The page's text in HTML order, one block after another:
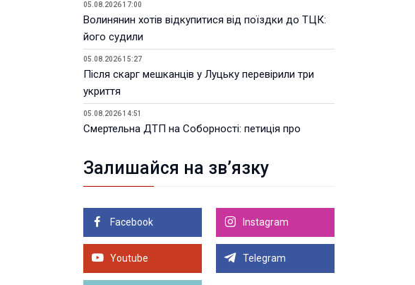
05.08.2026 17:00
Волинянин хотів відкупитися від поїздки до ТЦК:
його судили
05.08.2026 15:27
Після скарг мешканців у Луцьку перевірили три
укриття
05.08.2026 14:51
Смертельна ДТП на Соборності: петиція про
05.08.2026 14:43
Як зрозуміти, що сажовий фільтр потребує
05.08.2026 13:38
У Волинській ОВА призначили уповноваженого з
питань безбар’єрності
Більше новин
Залишайся на зв’язку
Facebook Instagram
Youtube Telegram